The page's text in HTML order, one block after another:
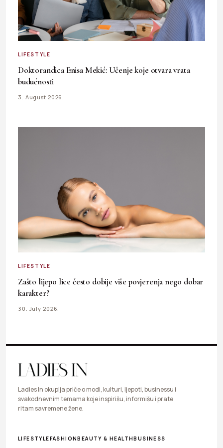
LIFESTYLE
Doktorandica Enisa Mekić: Učenje koje otvara vrata
budućnosti
3. August 2026.
LIFESTYLE
Zašto lijepo lice često dobije više povjerenja nego dobar
karakter?
30. July 2026.
Ladies In okuplja priče o modi, kulturi, ljepoti, businessu i
svakodnevnim temama koje inspirišu, informišu i prate
ritam savremene žene.
LIFESTYLEFASHIONBEAUTY & HEALTHBUSINESS